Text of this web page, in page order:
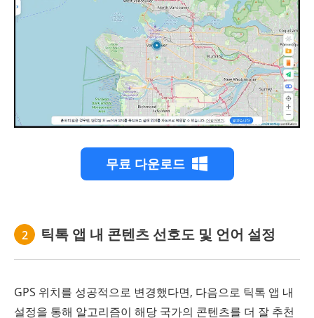
무료 다운로드
2 틱톡 앱 내 콘텐츠 선호도 및 언어 설정
GPS 위치를 성공적으로 변경했다면, 다음으로 틱톡 앱 내
설정을 통해 알고리즘이 해당 국가의 콘텐츠를 더 잘 추천